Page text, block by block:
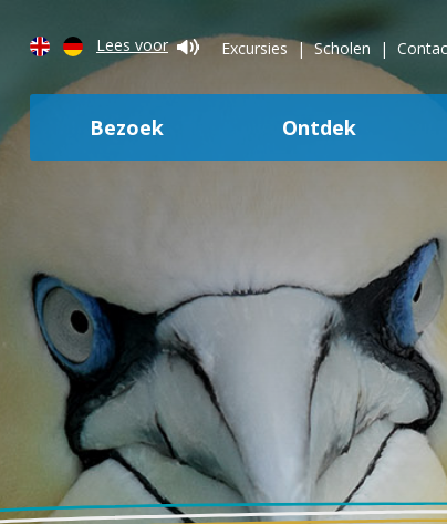
Lees voor Excursies Scholen
Bezoek Ontdek